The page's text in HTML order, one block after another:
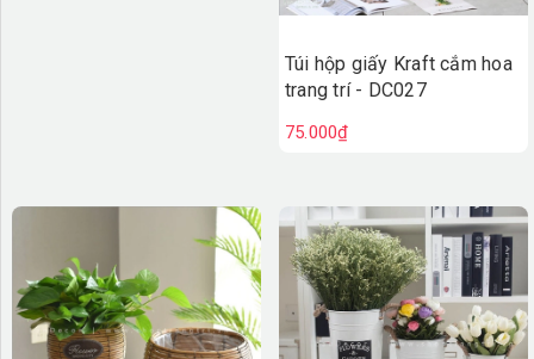
Túi hộp giấy Kraft cắm hoa
trang trí - DC027
75.000₫